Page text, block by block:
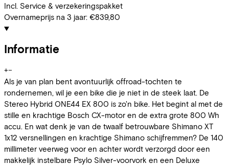
Incl. Service & verzekeringspakket
Overnameprijs na 3 jaar: €839,80
Informatie
+−
Als je van plan bent avontuurlijk offroad-tochten te
rondernemen, wil je een bike die je niet in de steek laat. De
Stereo Hybrid ONE44 EX 800 is zo'n bike. Het begint al met de
stille en krachtige Bosch CX-motor en de extra grote 800 Wh
accu. En wat denk je van de twaalf betrouwbare Shimano XT
1x12 versnellingen en krachtige Shimano schijfremmen? De 140
millimeter veerweg voor en achter wordt verzorgd door een
makkelijk instelbare Psylo Silver-voorvork en een Deluxe